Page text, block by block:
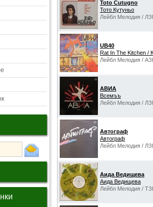
Toto Cutugno
Тото Кутуньо
Лейбл Мелодия /
UB40
Rat In The Kitchen /
Лейбл Мелодия /
АВИА
Всемъъ
Лейбл Мелодия /
Автограф
Автограф
Лейбл Мелодия /
Аида Ведищева
Аида Ведищева
Лейбл Мелодия /